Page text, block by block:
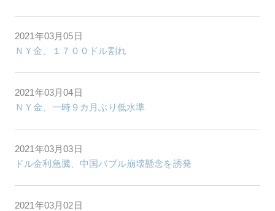
2021年03月05日
ＮＹ金、１７００ドル割れ
2021年03月04日
ＮＹ金、一時９カ月ぶり低水準
2021年03月03日
ドル金利急騰、中国バブル崩壊懸念を誘発
2021年03月02日